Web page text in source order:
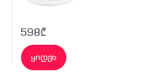
598₾
ყიდვა